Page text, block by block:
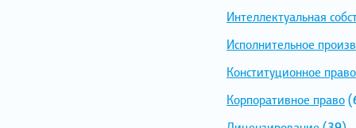
Интеллектуальная
Исполнительное
Конституционное право
Корпоративное право